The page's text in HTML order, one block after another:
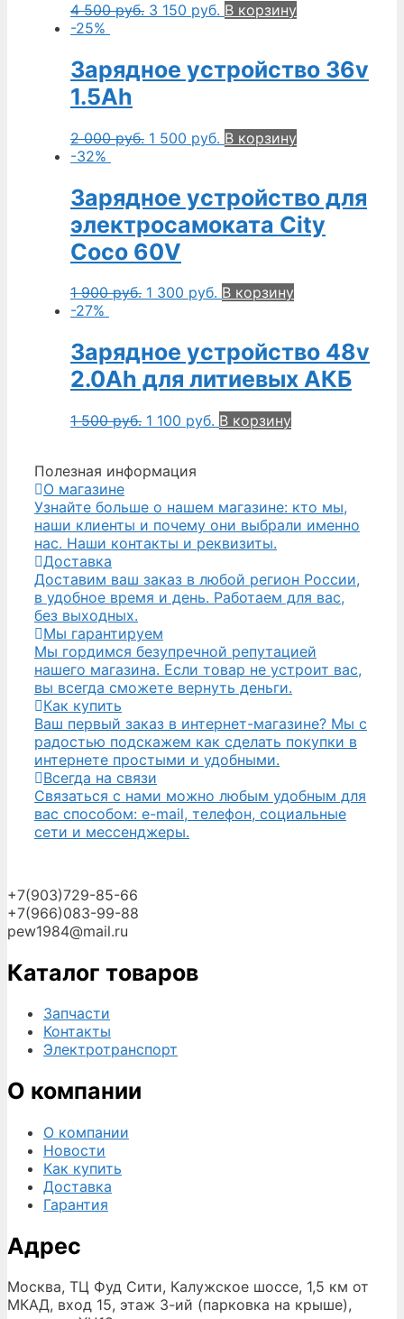
4 500руб. 3 150 руб. В корзину
-25%
Зарядное устройство 36v
1.5Ah
2 000руб. 1 500 руб. В корзину
-32%
Зарядное устройство для
электросамоката City
Coco 60V
1 900руб. 1 300 руб. В корзину
-27%
Зарядное устройство 48v
2.0Ah для литиевых АКБ
1 500руб. 1 100 руб. В корзину
Полезная информация
О магазине
Узнайте больше о нашем магазине: кто мы,
наши клиенты и почему они выбрали именно
нас. Наши контакты и реквизиты.
Доставка
Доставим ваш заказ в любой регион России,
в удобное время и день. Работаем для вас,
без выходных.
Мы гарантируем
Мы гордимся безупречной репутацией
нашего магазина. Если товар не устроит вас,
вы всегда сможете вернуть деньги.
Как купить
Ваш первый заказ в интернет-магазине? Мы с
радостью подскажем как сделать покупки в
интернете простыми и удобными.
Всегда на связи
Связаться с нами можно любым удобным для
вас способом: e-mail, телефон, социальные
сети и мессенджеры.
+7(903)729-85-66
+7(966)083-99-88
pew1984@mail.ru
Каталог товаров
Запчасти
Контакты
Электротранспорт
О компании
О компании
Новости
Как купить
Доставка
Гарантия
Адрес
Москва, ТЦ Фуд Сити, Калужское шоссе, 1,5 км от
МКАД, вход 15, этаж 3-ий (парковка на крыше),